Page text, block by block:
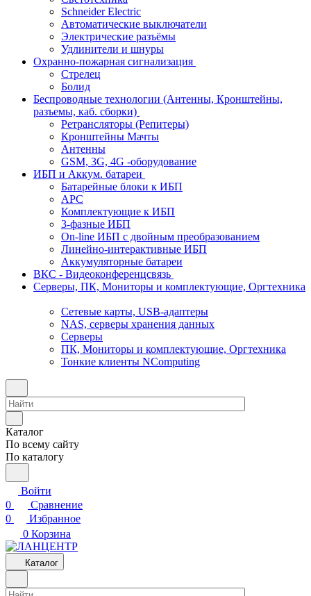
Schneider Electric
Автоматические выключатели
Электрические разъёмы
Удлинители и шнуры
Охранно-пожарная сигнализация
Стрелец
Болид
Беспроводные технологии (Антенны, Кронштейны,
разъемы, каб. сборки)
Ретрансляторы (Репитеры)
Кронштейны Мачты
Антенны
GSM, 3G, 4G -оборудование
ИБП и Аккум. батареи
Батарейные блоки к ИБП
APC
Комплектующие к ИБП
3-фазные ИБП
On-line ИБП с двойным преобразованием
Линейно-интерактивные ИБП
Аккумуляторные батареи
ВКС - Видеоконференцсвязь
Серверы, ПК, Мониторы и комплектующие, Оргтехника
Сетевые карты, USB-адаптеры
NAS, серверы хранения данных
Серверы
ПК, Мониторы и комплектующие, Оргтехника
Тонкие клиенты NComputing
Каталог
По всему сайту
По каталогу
Войти
0
Сравнение
0
Избранное
0 Корзина
Каталог